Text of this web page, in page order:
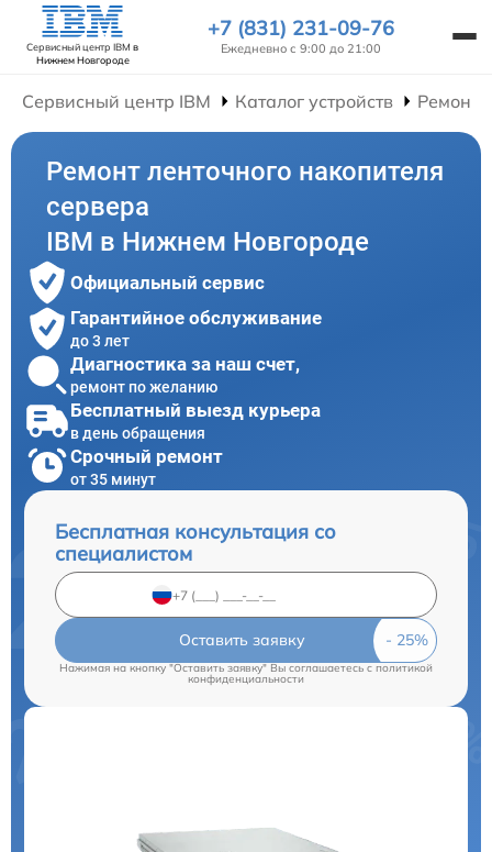
Сервисный центр IBM в
Нижнем Новгороде
+7 (831) 231-09-76
Ежедневно с 9:00 до 21:00
Сервисный центр IBM Каталог устройств Ремонт
Ремонт ленточного накопителя
сервера
IBM в Нижнем Новгороде
Официальный сервис
Гарантийное обслуживание
до 3 лет
Диагностика за наш счет,
ремонт по желанию
Бесплатный выезд курьера
в день обращения
Срочный ремонт
от 35 минут
Бесплатная консультация со
специалистом
Оставить заявку
Нажимая на кнопку "Оставить заявку" Вы соглашаетесь c политикой
конфиденциальности